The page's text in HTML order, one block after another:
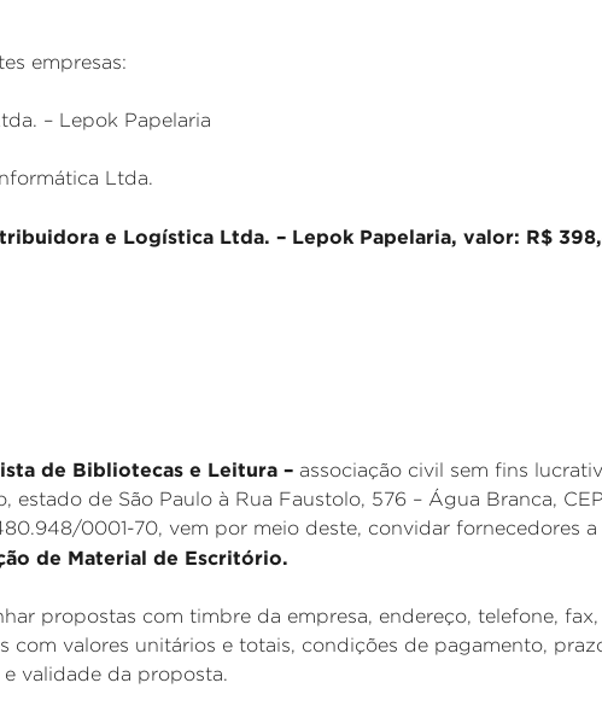
empresas:
– Lepok Papelaria
Ltda.
e Logística Ltda. – Lepok Papelaria, valor: R$
de Bibliotecas e Leitura – associação civil sem fins
estado de São Paulo à Rua Faustolo, 576 – Água Branca,
0001-70, vem por meio deste, convidar fornecedores a
de Material de Escritório.
propostas com timbre da empresa, endereço, telefone, fax,
com valores unitários e totais, condições de pagamento,
validade da proposta.